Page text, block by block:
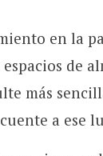
en la
de
más
a ese